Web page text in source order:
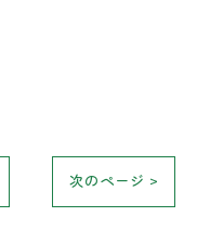
次のページ >